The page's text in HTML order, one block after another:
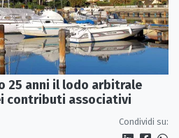
25 anni il lodo arbitrale
contributi associativi
Condividi su: